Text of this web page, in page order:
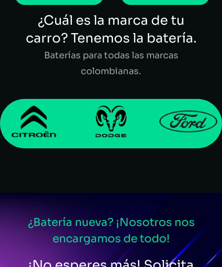
¿Cuál es la marca de tu
carro? Tenemos la batería.
Baterías para todas las marcas
colombianas.
¿Batería nueva? ¡Nosotros nos
encargamos de todo!